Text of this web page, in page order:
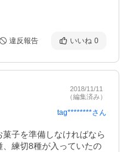
違反報告 いいね 0
2018/11/11
（編集済み）
tag********さん
子を準備しなければなら
練切8種が入っていたの